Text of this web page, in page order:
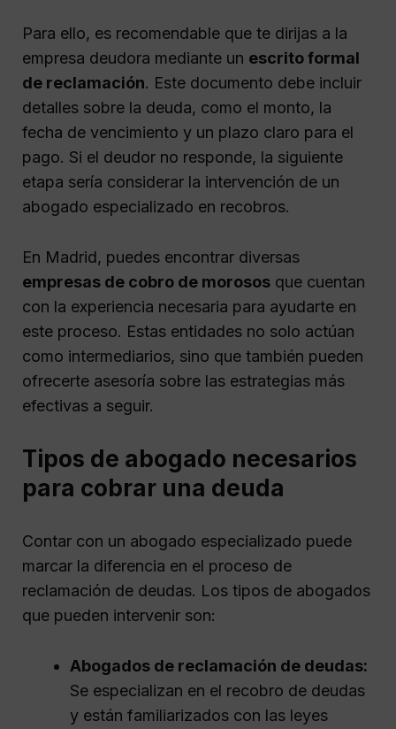
Para ello, es recomendable que te dirijas a la
empresa deudora mediante un escrito formal
de reclamación. Este documento debe incluir
detalles sobre la deuda, como el monto, la
fecha de vencimiento y un plazo claro para el
pago. Si el deudor no responde, la siguiente
etapa sería considerar la intervención de un
abogado especializado en recobros.
En Madrid, puedes encontrar diversas
empresas de cobro de morosos que cuentan
con la experiencia necesaria para ayudarte en
este proceso. Estas entidades no solo actúan
como intermediarios, sino que también pueden
ofrecerte asesoría sobre las estrategias más
efectivas a seguir.
Tipos de abogado necesarios
para cobrar una deuda
Contar con un abogado especializado puede
marcar la diferencia en el proceso de
reclamación de deudas. Los tipos de abogados
que pueden intervenir son:
Abogados de reclamación de deudas:
Se especializan en el recobro de deudas
y están familiarizados con las leyes